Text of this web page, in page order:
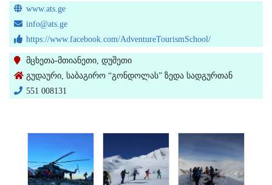
პროფესიულ პროგრამაზე. სათავგადასავლო ტურიზმის სკოლა
(სტს) მომხმარებელს სთავაზობს საერთაშორისო
სტანდარტების მიხედვით შემუშავებულ პროფესიულ
განათლებას და სასერთიფიკატო პროგრამებს.
www.ats.ge
info@ats.ge
https://www.facebook.com/AdventureTourismSchool/
მცხეთა-მთიანეთი, დუშეთი
გუდაური, საბაგირო “გონდოლას” ზედა სადგურთან
551 008131